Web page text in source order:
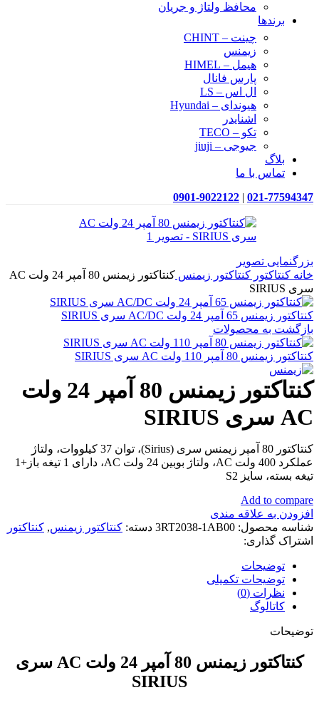
محافظ ولتاژ و‌ جریان
برندها
چینت – CHINT
زیمنس
هیمل – HIMEL
پارس فانال
ال اس – LS
هیوندای – Hyundai
اشنایدر
تکو – TECO
جیوجی – jiuji
بلاگ
تماس با ما
021-77594347
|
0901-9022122
بزرگنمایی تصویر
خانه کنتاکتور کنتاکتور زیمنس
کنتاکتور زیمنس 80 آمپر 24 ولت AC
سری SIRIUS
کنتاکتور زیمنس 65 آمپر 24 ولت AC/DC سری SIRIUS
بازگشت به محصولات
کنتاکتور زیمنس 80 آمپر 110 ولت AC سری SIRIUS
کنتاکتور زیمنس 80 آمپر 24 ولت
AC سری SIRIUS
کنتاکتور 80 آمپر زیمنس سری (Sirius)، توان 37 کیلووات، ولتاژ
عملکرد 400 ولت AC، ولتاژ بوبین 24 ولت AC، دارای 1 تیغه باز+1
تیغه بسته، سایز S2
Add to compare
افزودن به علاقه مندی
شناسه محصول: 3RT2038-1AB00 دسته: کنتاکتور زیمنس, کنتاکتور
اشتراک گذاری:
توضیحات
توضیحات تکمیلی
نظرات (0)
کاتالوگ
توضیحات
کنتاکتور زیمنس 80 آمپر 24 ولت AC سری
SIRIUS